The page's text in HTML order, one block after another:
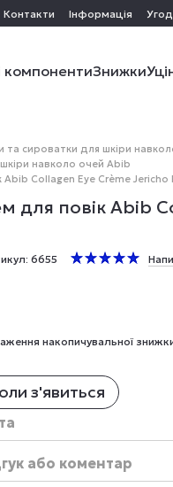
Контакти Інформація
компонентиЗнижки
та сироватки для шкіри
навколо очей Abib
Collagen Eye Crème Jericho
для повік Abib
6655
накопичувальної
з'явиться
або коментар